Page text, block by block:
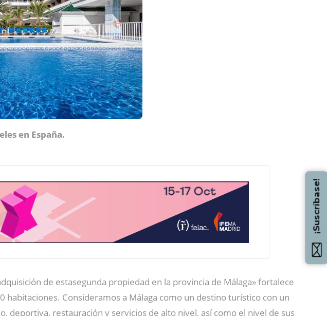
en España.
de estasegunda propiedad en la provincia de Málaga» fortalece
habitaciones. Consideramos a Málaga como un destino turístico con un
deportiva, restauración y servicios de alto nivel, así como el nivel de sus
¡Suscríbase!